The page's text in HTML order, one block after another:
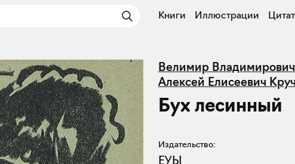
Книги Иллюстрации
Велимир
Алексей Елисеевич
Бух лесинный
Издательство:
ЕУЫ